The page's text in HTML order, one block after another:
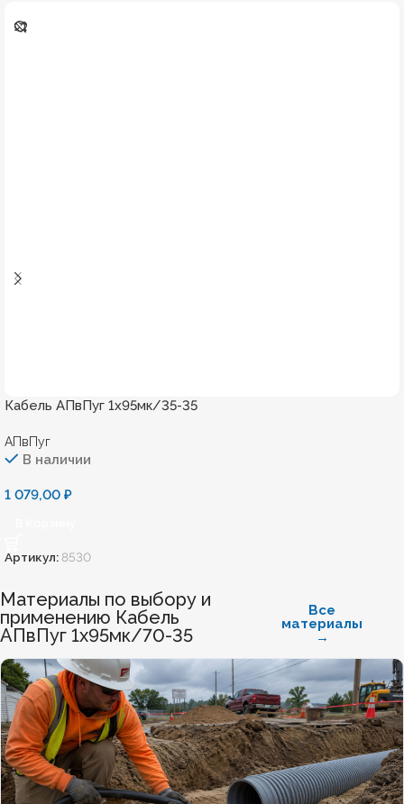
Кабель АПвПуг 1х95мк/35-35
АПвПуг
В наличии
1 079,00 ₽
Артикул:8530
Материалы по выбору и
применению Кабель
АПвПуг 1х95мк/70-35
Все
материалы
→